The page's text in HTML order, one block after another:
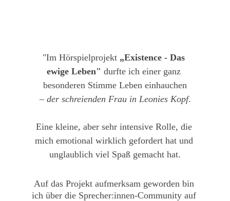
"Im Hörspielprojekt „Existence - Das
ewige Leben" durfte ich einer ganz
besonderen Stimme Leben einhauchen
– der schreienden Frau in Leonies Kopf.
Eine kleine, aber sehr intensive Rolle, die
mich emotional wirklich gefordert hat und
unglaublich viel Spaß gemacht hat.
Auf das Projekt aufmerksam geworden bin
ich über die Sprecher:innen-Community auf